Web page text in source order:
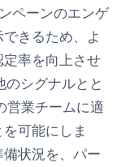
ペーンのエンゲ
きるため、よ
率を向上させ
のシグナルとと
営業チームに適
可能にしま
状況を、パー